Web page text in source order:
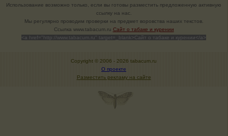
Использование возможно только, если вы готовы разместить предложенную активную
ссылку на нас.
Мы регулярно проводим проверки на предмет воровства наших текстов.
Cсылка www.tabacum.ru Сайт о табаке и курении
<a href="http://www.tabacum.ru" target=_blank>Сайт о табаке и курении</a>
Copyright © 2006 - 2026 tabacum.ru
О проекте
Разместить рекламу на сайте